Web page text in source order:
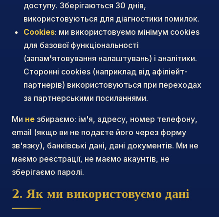
доступу. Зберігаються 30 днів,
використовуються для діагностики помилок.
Cookies: ми використовуємо мінімум cookies
для базової функціональності
(запам'ятовування налаштувань) і аналітики.
Сторонні cookies (наприклад від афіліейт-
партнерів) використовуються при переходах
за партнерськими посиланнями.
Ми не збираємо: ім'я, адресу, номер телефону,
email (якщо ви не подаєте його через форму
зв'язку), банківські дані, дані документів. Ми не
маємо реєстрації, не маємо акаунтів, не
зберігаємо паролі.
2. Як ми використовуємо дані